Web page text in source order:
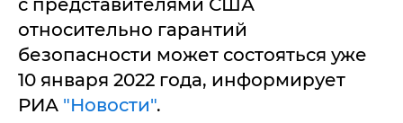
с представителями США
относительно гарантий
безопасности может состояться уже
10 января 2022 года, информирует
РИА "Новости".